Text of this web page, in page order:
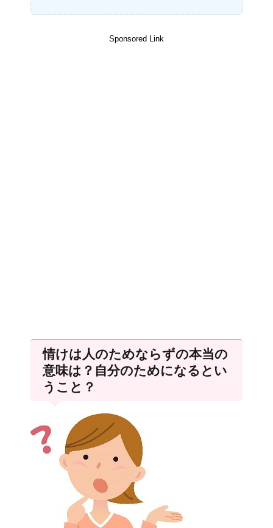
Sponsored Link
情けは人のためならずの本当の
意味は？自分のためになるとい
うこと？